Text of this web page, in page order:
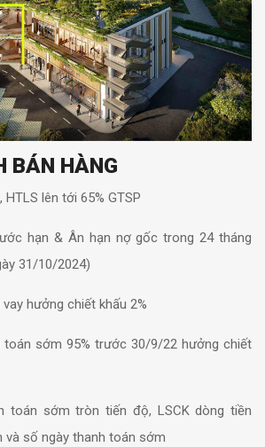
BÁN HÀNG
lên tới 65% GTSP
hạn & Ân hạn nợ gốc trong 24 tháng
31/10/2024)
hưởng chiết khấu 2%
toán sớm 95% trước 30/9/22 hưởng chiết
toán sớm tròn tiến độ, LSCK dòng tiền
và số ngày thanh toán sớm